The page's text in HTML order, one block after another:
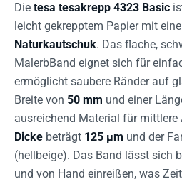
Die tesa tesakrepp 4323 Basic
leicht gekrepptem Papier mit
Naturkautschuk. Das flache,
MalerbBand eignet sich für
ermöglicht saubere Ränder auf
Breite von 50 mm und einer
ausreichend Material für mittlere
Dicke beträgt 125 µm und der
(hellbeige). Das Band lässt sich
und von Hand einreißen, was